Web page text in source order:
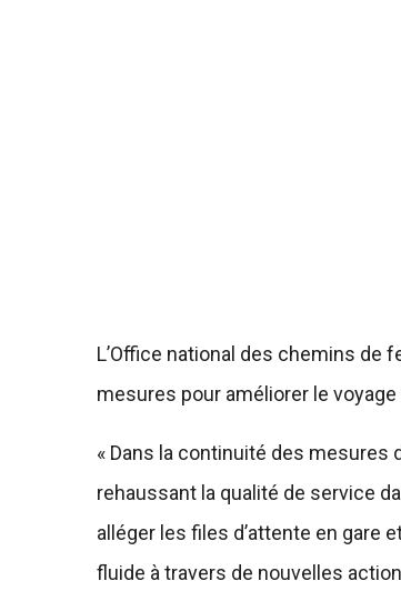
L’Office national des chemins de
mesures pour améliorer le
« Dans la continuité des mesures
rehaussant la qualité de service
alléger les files d’attente en gare
fluide à travers de nouvelles